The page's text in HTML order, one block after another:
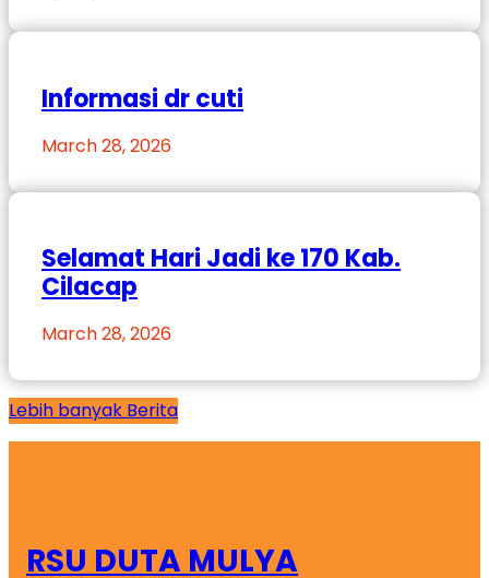
Informasi dr cuti
March 28, 2026
Selamat Hari Jadi ke 170 Kab.
Cilacap
March 28, 2026
Lebih banyak Berita
RSU DUTA MULYA